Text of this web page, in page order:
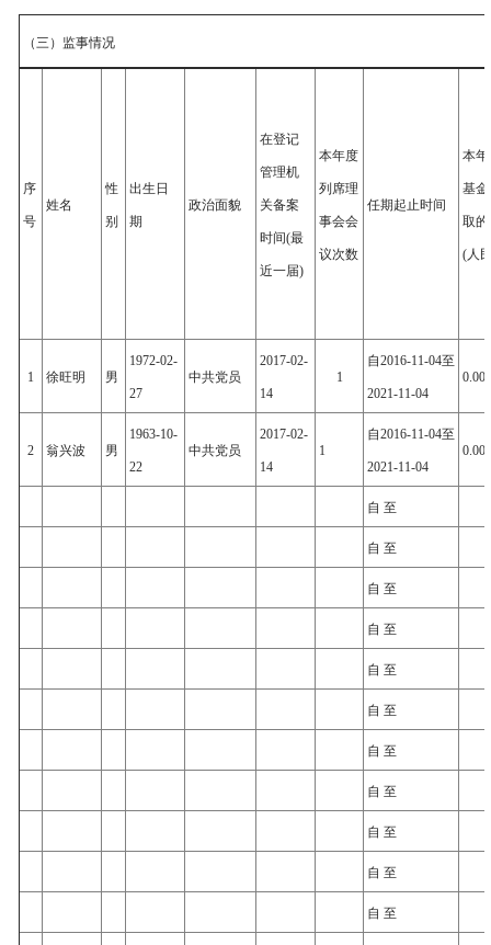
（三）监事情况
序
号
姓名
性
别
出生日
期
政治面貌
在登记
管理机
关备案
时间(最
近一届)
本年度
列席理
事会会
议次数
任期起止时间
本
基
取
(人
1 徐旺明 男
1972-02-
27
中共党员
2017-02-
14
1
自2016-11-04至
2021-11-04
0.00
2 翁兴波 男
1963-10-
22
中共党员
2017-02-
14
1
自2016-11-04至
2021-11-04
0.00
自 至
自 至
自 至
自 至
自 至
自 至
自 至
自 至
自 至
自 至
自 至